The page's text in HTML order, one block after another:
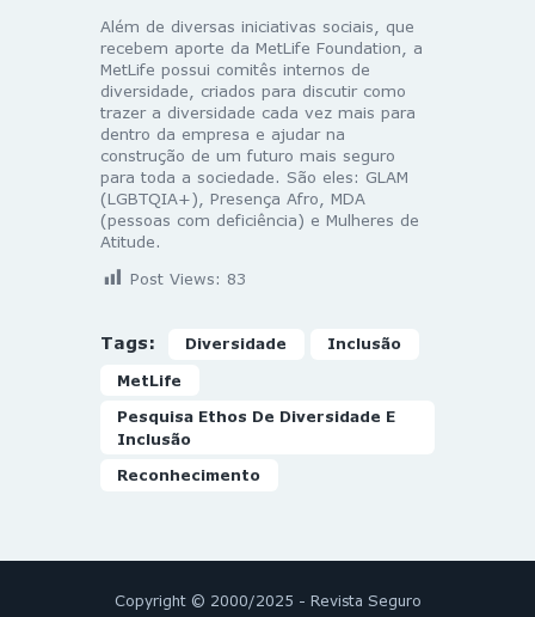
Além de diversas iniciativas sociais, que
recebem aporte da MetLife Foundation, a
MetLife possui comitês internos de
diversidade, criados para discutir como
trazer a diversidade cada vez mais para
dentro da empresa e ajudar na
construção de um futuro mais seguro
para toda a sociedade. São eles: GLAM
(LGBTQIA+), Presença Afro, MDA
(pessoas com deficiência) e Mulheres de
Atitude.
Post Views: 83
Tags: Diversidade Inclusão
MetLife
Pesquisa Ethos De Diversidade E
Inclusão
Reconhecimento
Copyright © 2000/2025 - Revista Seguro